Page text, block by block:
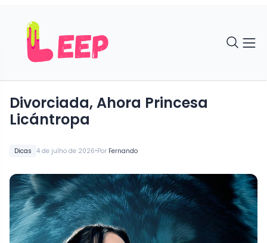
Dicas 4 de julho de 2026•Por Fernando
Divorciada, Ahora Princesa
Licántropa